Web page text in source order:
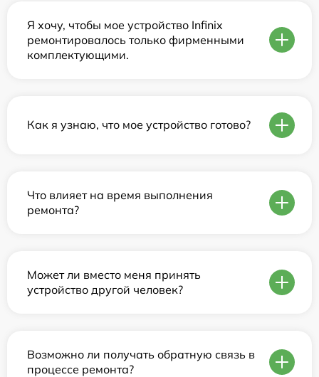
Я хочу, чтобы мое устройство Infinix
ремонтировалось только фирменными
комплектующими.
Как я узнаю, что мое устройство готово?
Что влияет на время выполнения
ремонта?
Может ли вместо меня принять
устройство другой человек?
Возможно ли получать обратную связь в
процессе ремонта?